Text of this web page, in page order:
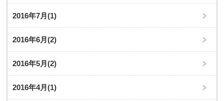
2016年7月(1)
2016年6月(2)
2016年5月(2)
2016年4月(1)